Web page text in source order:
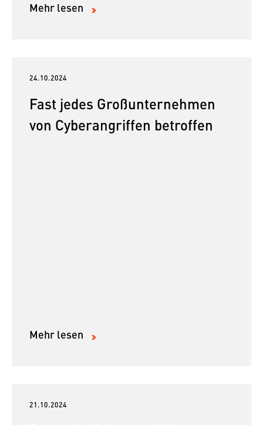
Mehr lesen
24.10.2024
Fast jedes Großunternehmen
von Cyberangriffen betroffen
Mehr lesen
21.10.2024